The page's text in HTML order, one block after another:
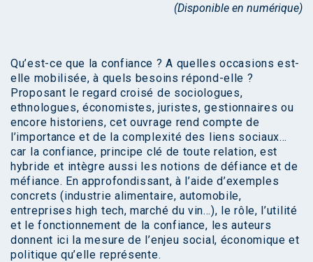
(Disponible en numérique)
Qu’est-ce que la confiance ? A quelles occasions est-
elle mobilisée, à quels besoins répond-elle ?
Proposant le regard croisé de sociologues,
ethnologues, économistes, juristes, gestionnaires ou
encore historiens, cet ouvrage rend compte de
l’importance et de la complexité des liens sociaux…
car la confiance, principe clé de toute relation, est
hybride et intègre aussi les notions de défiance et de
méfiance. En approfondissant, à l’aide d’exemples
concrets (industrie alimentaire, automobile,
entreprises high tech, marché du vin…), le rôle, l’utilité
et le fonctionnement de la confiance, les auteurs
donnent ici la mesure de l’enjeu social, économique et
politique qu’elle représente.